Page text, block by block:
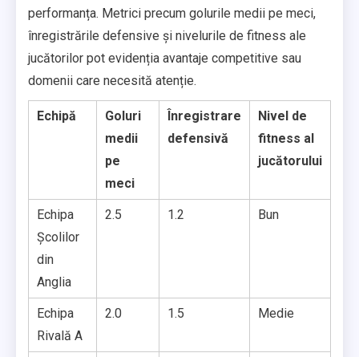
performanța. Metrici precum golurile medii pe meci,
înregistrările defensive și nivelurile de fitness ale
jucătorilor pot evidenția avantaje competitive sau
domenii care necesită atenție.
Echipă
Goluri
medii
pe
meci
Înregistrare
defensivă
Nivel de
fitness al
jucătorului
Echipa
Școlilor
din
Anglia
2.5 1.2 Bun
Echipa
Rivală A
2.0 1.5 Medie